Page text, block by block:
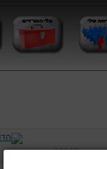
כניסות:22565